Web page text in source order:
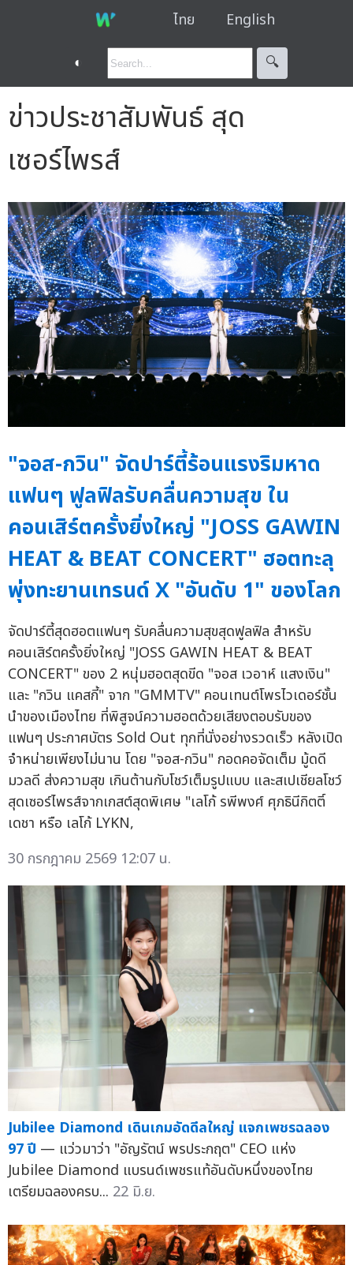
ไทย English
◐ 🔍︎
ข่าวประชาสัมพันธ์ สุด
เซอร์ไพรส์
"จอส-กวิน" จัดปาร์ตี้ร้อนแรงริมหาด
แฟนๆ ฟูลฟิลรับคลื่นความสุข ใน
คอนเสิร์ตครั้งยิ่งใหญ่ "JOSS GAWIN
HEAT & BEAT CONCERT" ฮอตทะลุ
พุ่งทะยานเทรนด์ X "อันดับ 1" ของโลก
จัดปาร์ตี้สุดฮอตแฟนๆ รับคลื่นความสุขสุดฟูลฟิล สำหรับ
คอนเสิร์ตครั้งยิ่งใหญ่ "JOSS GAWIN HEAT & BEAT
CONCERT" ของ 2 หนุ่มฮอตสุดขีด "จอส เวอาห์ แสงเงิน"
และ "กวิน แคสกี้" จาก "GMMTV" คอนเทนต์โพรไวเดอร์ชั้น
นำของเมืองไทย ที่พิสูจน์ความฮอตด้วยเสียงตอบรับของ
แฟนๆ ประกาศบัตร Sold Out ทุกที่นั่งอย่างรวดเร็ว หลังเปิด
จำหน่ายเพียงไม่นาน โดย "จอส-กวิน" กอดคอจัดเต็ม มู้ดดี
มวลดี ส่งความสุข เกินต้านกับโชว์เต็มรูปแบบ และสเปเชียลโชว์
สุดเซอร์ไพรส์จากเกสต์สุดพิเศษ "เลโก้ รพีพงศ์ ศุภธินีกิตติ์
เดชา หรือ เลโก้ LYKN,
30 กรกฎาคม 2569 12:07 น.
Jubilee Diamond เดินเกมอัดดีลใหญ่ แจกเพชรฉลอง
97 ปี — แว่วมาว่า "อัญรัตน์ พรประกฤต" CEO แห่ง
Jubilee Diamond แบรนด์เพชรแท้อันดับหนึ่งของไทย
เตรียมฉลองครบ... 22 มิ.ย.